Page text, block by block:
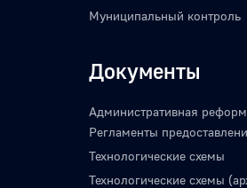
Муниципальный контроль
Документы
Административная
Регламенты
Технологические схемы
Технологические схемы